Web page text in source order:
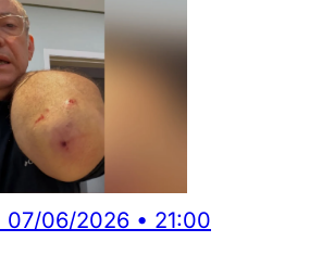
07/06/2026 • 21:00